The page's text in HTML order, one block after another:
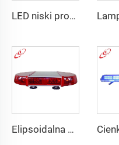
LED niski profil pojazdu samochodowego
Elipsoidalna diodowa belka świetlna Mini o dużej jasności